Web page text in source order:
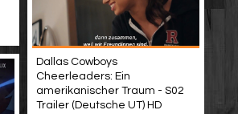
Dallas Cowboys
Cheerleaders: Ein
amerikanischer Traum - S02
Trailer (Deutsche UT) HD